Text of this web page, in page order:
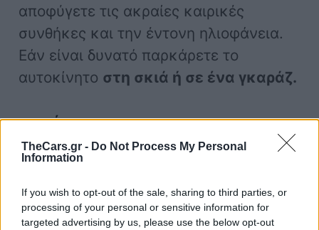
TheCars.gr - Do Not Process My Personal
Information
If you wish to opt-out of the sale, sharing to third parties, or
processing of your personal or sensitive information for
targeted advertising by us, please use the below opt-out
αποφύγετε τις ακραίες καιρικές
συνθήκες και την έντονη ηλιοφάνεια.
Εάν είναι δυνατό παρκάρετε το
αυτοκίνητο στη σκιά ή σε ένα γκαράζ.
αυτοκίνητο